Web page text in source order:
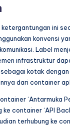
ini
konvensi
Label
infrastruktur
kotak dengan
dari container
‘Antarmuka
ke container ‘API
terhubung ke